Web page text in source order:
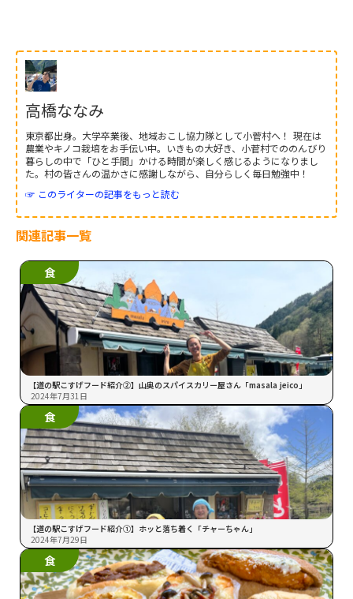
高橋ななみ
東京都出身。大学卒業後、地域おこし協力隊として小菅村へ！ 現在は
農業やキノコ栽培をお手伝い中。いきもの大好き、小菅村でののんびり
暮らしの中で「ひと手間」かける時間が楽しく感じるようになりまし
た。村の皆さんの温かさに感謝しながら、自分らしく毎日勉強中！
☞ このライターの記事をもっと読む
関連記事一覧
食
【道の駅こすげフード紹介②】山奥のスパイスカリー屋さん「masala jeico」
2024年7月31日
食
【道の駅こすげフード紹介➀】ホッと落ち着く「チャーちゃん」
2024年7月29日
食